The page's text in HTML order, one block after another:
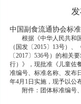
中国副食流通协会标
根据《中华人民共和国
（国发〔2015〕13号）
〔2017〕536号）的相关
行）》，现批准《儿童佐
准编号、标准名称、发布
年4月1日实施，现予以公布
附件：团体标准编号、